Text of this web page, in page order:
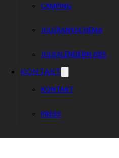
CAMPING
JULGRANSSCHEMA
JULKALENDERN 2025
KONTAKT
KONTAKT
PRESS